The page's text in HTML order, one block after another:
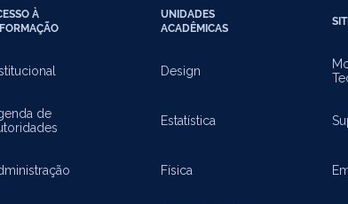
À
de
UNIDADES
ACADÊMICAS
Design
Estatística
Física